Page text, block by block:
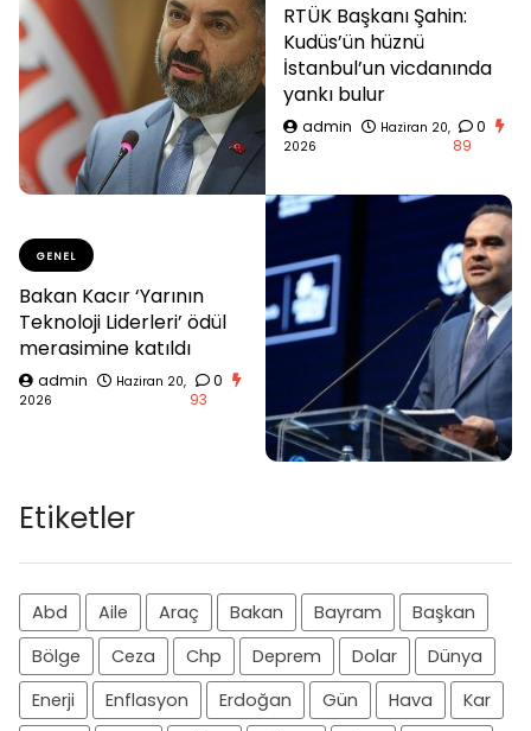
RTÜK Başkanı Şahin:
Kudüs’ün hüznü
İstanbul’un vicdanında
yankı bulur
admin
Haziran 20,
2026
0
89
GENEL
Bakan Kacır ‘Yarının
Teknoloji Liderleri’ ödül
merasimine katıldı
admin
Haziran 20,
2026
0
93
Etiketler
Abd Aile Araç Bakan Bayram
Başkan
Bölge
Ceza Chp Deprem Dolar
Dünya
Enerji
Enflasyon Erdoğan Gün Hava
Kar